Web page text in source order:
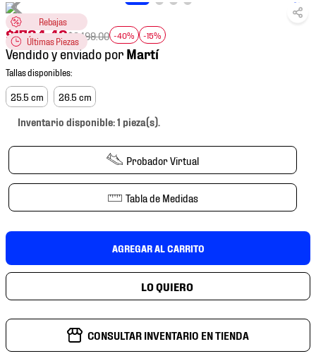
Rebajas
Últimas Piezas
$1784.49$3499.00 -40% -15%
Vendido y enviado por
25.5 cm 26.5 cm
Inventario disponible: 1 pieza(s).
Probador Virtual
Tabla de Medidas
AGREGAR AL CARRITO
CONSULTAR INVENTARIO EN TIENDA
2.
tenis hombre
3.
tenis
4
tenis futbol
5.
mochila
6.
jersey
10. tenis nike